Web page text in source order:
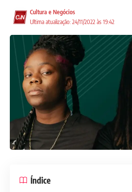
Ultima atualização: 24/11/2022 às 19:42
Cultura e Negócios
Índice